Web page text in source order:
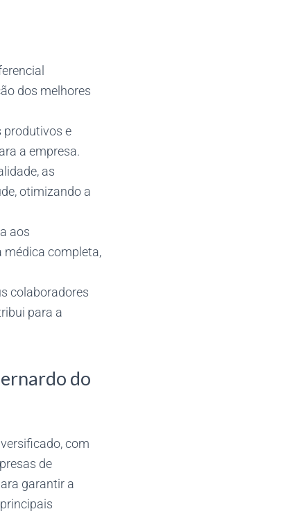
dos melhores
produtivos e
a empresa.
as
otimizando a
aos
médica completa,
colaboradores
para a
do
com
de
garantir a